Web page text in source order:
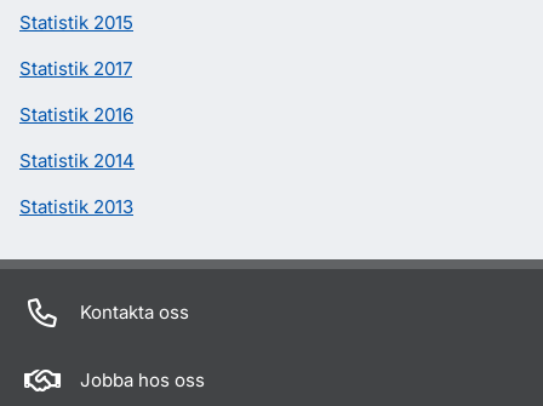
Statistik 2015
Statistik 2017
Statistik 2016
Statistik 2014
Statistik 2013
Kontakta oss
Jobba hos oss